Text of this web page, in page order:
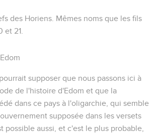
des Horiens. Mêmes noms que les fils
et 21.
pourrait supposer que nous passons ici à
de l'histoire d'Edom et que la
dans ce pays à l'oligarchie, qui semble
supposée dans les versets
possible aussi, et c'est le plus probable,